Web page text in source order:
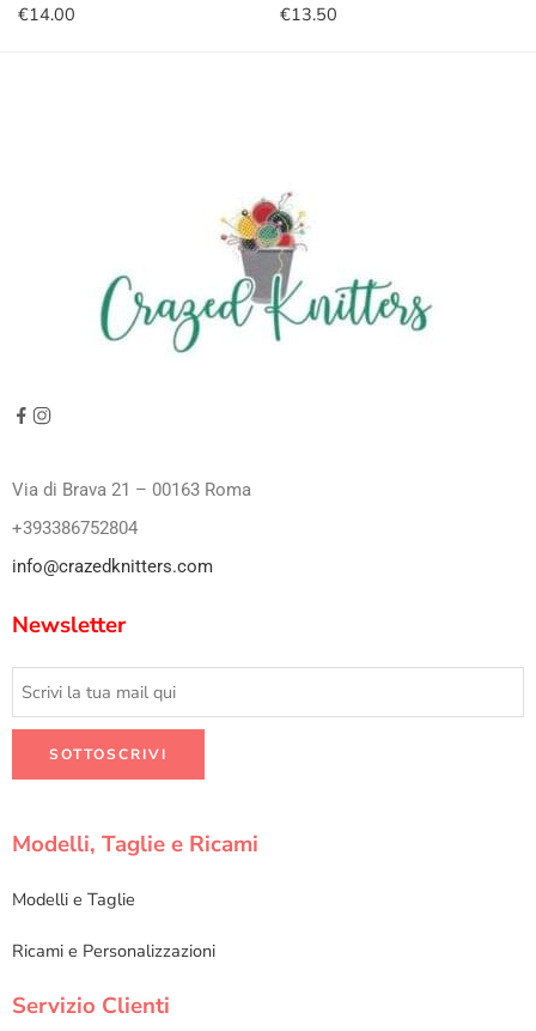
€14.00
€13.50
Via di Brava 21 – 00163 Roma
+393386752804
info@crazedknitters.com
Newsletter
Modelli, Taglie e Ricami
Modelli e Taglie
Ricami e Personalizzazioni
Servizio Clienti